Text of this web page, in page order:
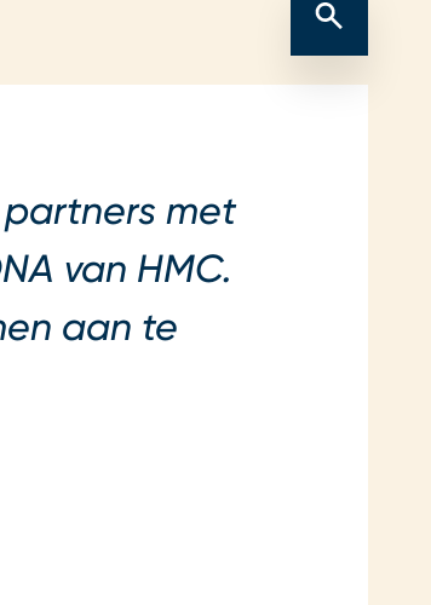
met
van HMC.
aan te